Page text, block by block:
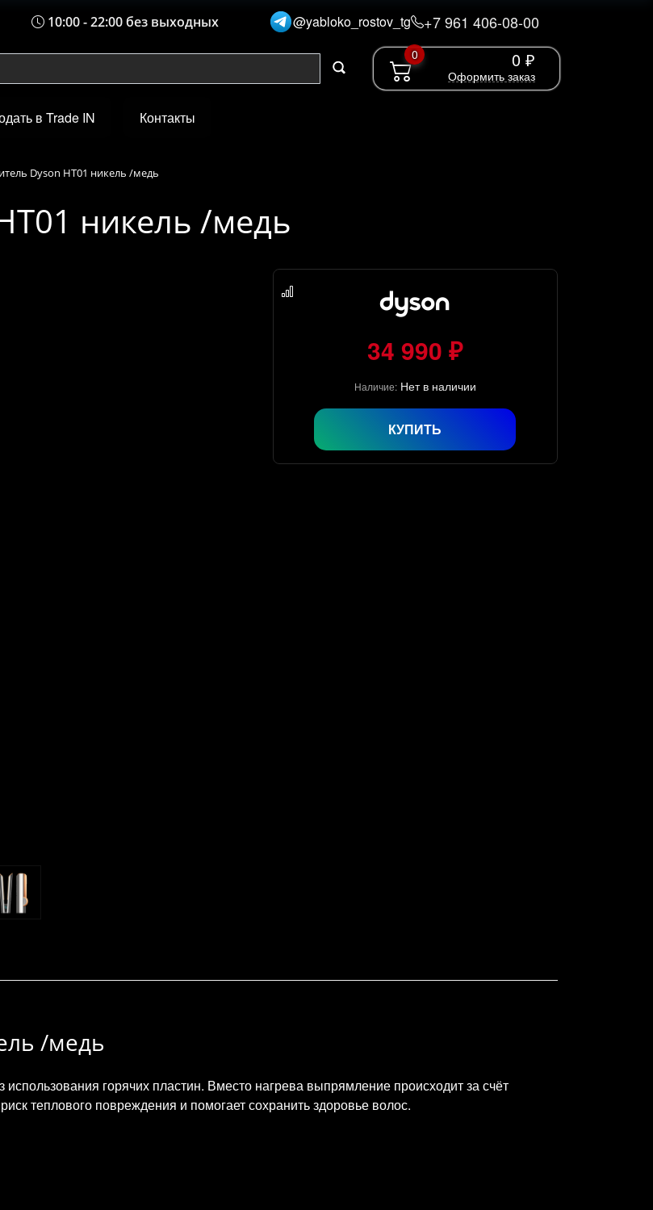
10:00 - 22:00 без выходных @yabloko_rostov_tg +7 961 406-08-00
0 0 ₽
Оформить заказ
в Trade IN Контакты
Dyson HT01 никель /медь
никель /медь
34 990 ₽
Наличие: Нет в наличии
КУПИТЬ
/медь
горячих пластин. Вместо нагрева выпрямление происходит за счёт
теплового повреждения и помогает сохранить здоровье волос.